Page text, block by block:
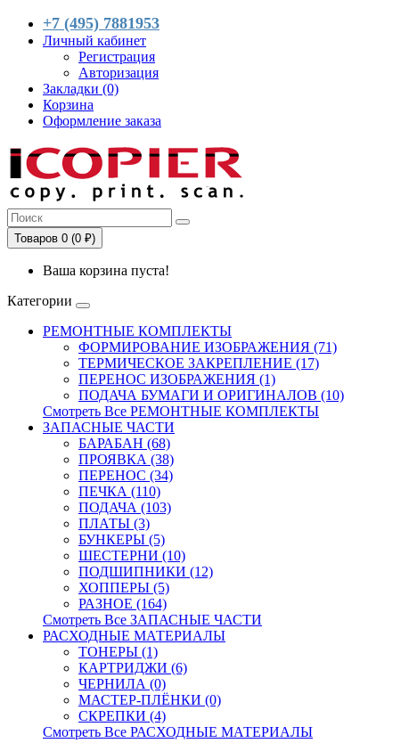
+7 (495) 7881953
Личный кабинет
Регистрация
Авторизация
Закладки (0)
Корзина
Оформление заказа
Товаров 0 (0 ₽)
Ваша корзина пуста!
Категории
РЕМОНТНЫЕ КОМПЛЕКТЫ
ФОРМИРОВАНИЕ ИЗОБРАЖЕНИЯ (71)
ТЕРМИЧЕСКОЕ ЗАКРЕПЛЕНИЕ (17)
ПЕРЕНОС ИЗОБРАЖЕНИЯ (1)
ПОДАЧА БУМАГИ И ОРИГИНАЛОВ (10)
Смотреть Все РЕМОНТНЫЕ КОМПЛЕКТЫ
ЗАПАСНЫЕ ЧАСТИ
БАРАБАН (68)
ПРОЯВКА (38)
ПЕРЕНОС (34)
ПЕЧКА (110)
ПОДАЧА (103)
ПЛАТЫ (3)
БУНКЕРЫ (5)
ШЕСТЕРНИ (10)
ПОДШИПНИКИ (12)
ХОППЕРЫ (5)
РАЗНОЕ (164)
Смотреть Все ЗАПАСНЫЕ ЧАСТИ
РАСХОДНЫЕ МАТЕРИАЛЫ
ТОНЕРЫ (1)
КАРТРИДЖИ (6)
ЧЕРНИЛА (0)
МАСТЕР-ПЛЁНКИ (0)
СКРЕПКИ (4)
Смотреть Все РАСХОДНЫЕ МАТЕРИАЛЫ